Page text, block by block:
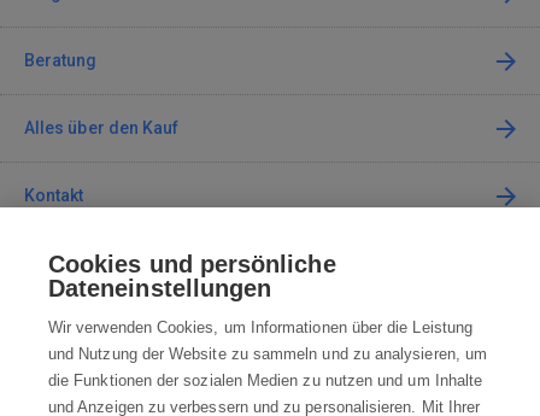
Beratung
Alles über den Kauf
Kontakt
Kontaktieren Sie uns
info@robotworld.de
+49 25 197 159 962 Mo-Fr 8:00—16:00 Uhr
Cookies und persönliche
Dateneinstellungen
Wir verwenden Cookies, um Informationen über die Leistung
und Nutzung der Website zu sammeln und zu analysieren, um
die Funktionen der sozialen Medien zu nutzen und um Inhalte
und Anzeigen zu verbessern und zu personalisieren. Mit Ihrer